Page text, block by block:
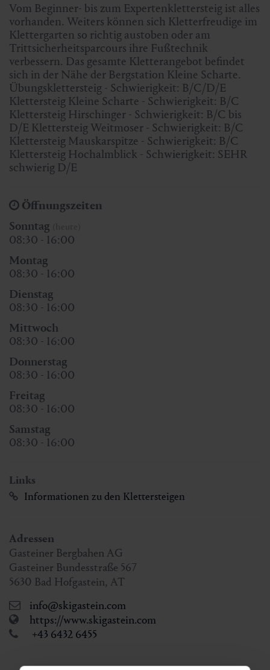
Vom Beginner- bis zum Expertenklettersteig ist alles
vorhanden. Weiters können sich Kletterfreudige im
Klettergarten so richtig austoben oder am
Trittsicherheitsparcours ihre Fußtechnik
verbessern. Das gesamte Kletterangebot befindet
sich in der Nähe der Bergstation Kleine Scharte.
Übungsklettersteig - Schwierigkeit: B/C/D/E
Klettersteig Kleine Scharte - Schwierigkeit: B/C
Klettersteig Hirschinger - Schwierigkeit: B/C bis
D/E Klettersteig Weitmoser - Schwierigkeit: B/C
Klettersteig Mauskarspitze - Schwierigkeit: B/C
Klettersteig Hochalmblick - Schwierigkeit: SEHR
schwierig D/E
Öffnungszeiten
Sonntag
08:30 - 16:00
Montag
08:30 - 16:00
Dienstag
08:30 - 16:00
Mittwoch
08:30 - 16:00
Donnerstag
08:30 - 16:00
Freitag
08:30 - 16:00
Samstag
08:30 - 16:00
Links
Informationen zu den Klettersteigen
Adressen
Gasteiner Bergbahen AG
Gasteiner Bundesstraße 567
5630 Bad Hofgastein, AT
info@skigastein.com
https://www.skigastein.com
+43 6432 6455